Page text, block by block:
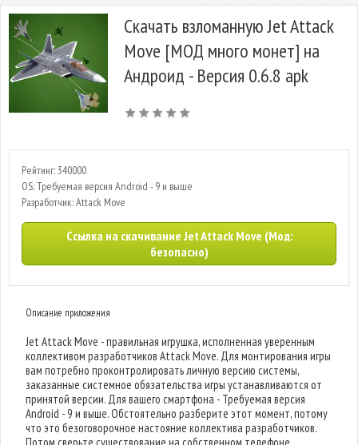
Скачать взломанную Jet Attack
Move [МОД много монет] на
Андроид - Версия 0.6.8 apk
Рейтинг: 340000
OS: Требуемая версия Android - 9 и выше
Разработчик: Attack Move
Ссылка на скачивание Jet Attack Move (Мод:
безопасно)
Описание приложения
Jet Attack Move - правильная игрушка, исполненная уверенным
коллективом разработчиков Attack Move. Для монтирования игры
вам потребно проконтролировать личную версию системы,
заказанные системное обязательства игры устанавливаются от
принятой версии. Для вашего смартфона - Требуемая версия
Android - 9 и выше. Обстоятельно разберите этот момент, потому
что это безоговорочное настояние коллектива разработчиков.